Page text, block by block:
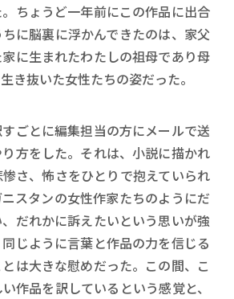
ちょうど一年前にこの作品に出合
に脳裏に浮かんできたのは、家父
に生まれたわたしの祖母であり母
き抜いた女性たちの姿だった。
ごとに編集担当の方にメールで送
方をした。それは、小説に描かれ
さ、怖さをひとりで抱えていられ
スタンの女性作家たちのようにだ
だれかに訴えたいという思いが強
じように言葉と作品の力を信じる
は大きな慰めだった。この間、こ
作品を訳しているという感覚と、